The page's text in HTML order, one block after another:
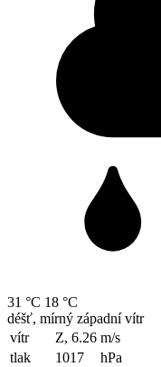
31 °C 18 °C
déšť, mírný západní vítr
vítr
Z, 6.26 m/s
tlak
1017
hPa